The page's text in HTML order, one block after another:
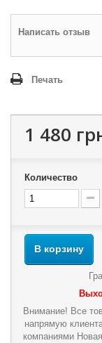
Написать отзыв
Печать
1 480
Количество
В корзину
Внимание! Все
напрямую
компаниями